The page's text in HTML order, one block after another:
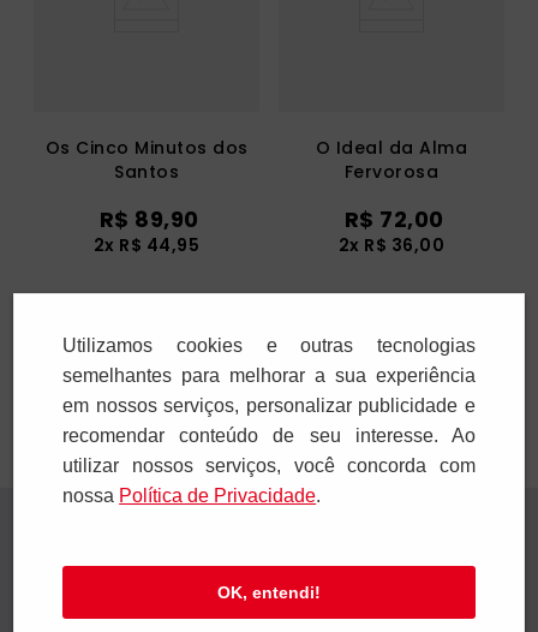
Os Cinco Minutos dos
Santos
R$ 89,90
2x R$ 44,95
O Ideal da Alma
Fervorosa
R$ 72,00
2x R$ 36,00
Preencha seus dados e receba novidades em
seu e-mail.
Utilizamos cookies e outras tecnologias
semelhantes para melhorar a sua experiência
em nossos serviços, personalizar publicidade e
recomendar conteúdo de seu interesse. Ao
utilizar nossos serviços, você concorda com
nossa Polí­tica de Privacidade.
OK, entendi!